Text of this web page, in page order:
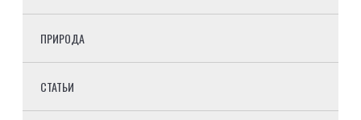
ПРИРОДА
СТАТЬИ